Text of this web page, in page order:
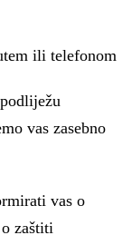
ili telefonom
vas zasebno
vas o
zaštiti